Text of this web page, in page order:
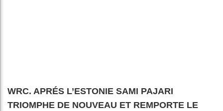
WRC. APRÉS L’ESTONIE SAMI PAJARI
TRIOMPHE DE NOUVEAU ET REMPORTE LE